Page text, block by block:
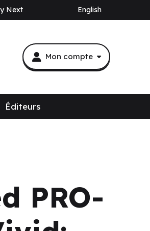
Next English
Mon compte
Éditeurs
PRO-